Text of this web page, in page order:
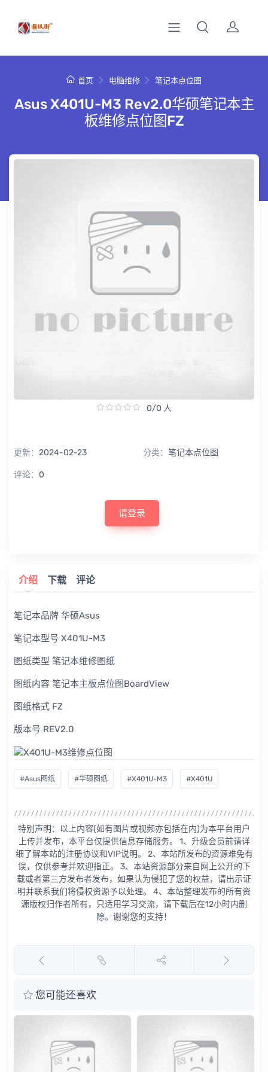
首页 电脑维修 笔记本点位图
Asus X401U-M3 Rev2.0华硕笔记本主
板维修点位图FZ
0/0 人
更新： 2024-02-23 分类： 笔记本点位图
评论： 0
请登录
介绍 下载 评论
笔记本品牌 华硕Asus
笔记本型号 X401U-M3
图纸类型 笔记本维修图纸
图纸内容 笔记本主板点位图BoardView
图纸格式 FZ
版本号 REV2.0
#Asus图纸 #华硕图纸 #X401U-M3 #X401U
特别声明：以上内容(如有图片或视频亦包括在内)为本平台用户
上传并发布，本平台仅提供信息存储服务。 1、升级会员前请详
细了解本站的注册协议和VIP说明。 2、本站所发布的资源难免有
误，仅供参考并欢迎指正。 3、本站资源部分来自网上公开的下
载或者第三方发布者发布，如果认为侵犯了您的权益，请出示证
明并联系我们将侵权资源予以处理。 4、本站整理发布的所有资
源版权归作者所有，只适用学习交流，请下载后在12小时内删
除。谢谢您的支持！
您可能还喜欢